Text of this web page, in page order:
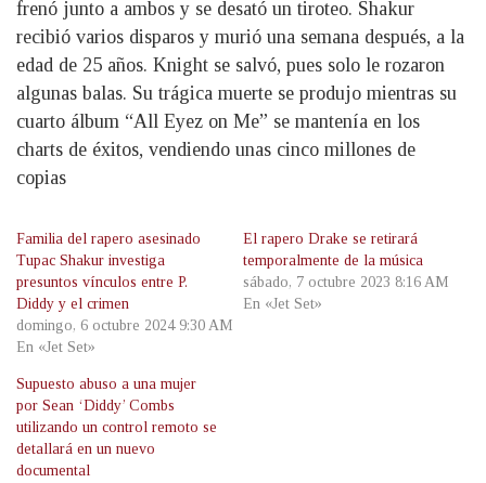
frenó junto a ambos y se desató un tiroteo. Shakur
recibió varios disparos y murió una semana después, a la
edad de 25 años. Knight se salvó, pues solo le rozaron
algunas balas. Su trágica muerte se produjo mientras su
cuarto álbum “All Eyez on Me” se mantenía en los
charts de éxitos, vendiendo unas cinco millones de
copias
Familia del rapero asesinado
Tupac Shakur investiga
presuntos vínculos entre P.
Diddy y el crimen
domingo, 6 octubre 2024 9:30 AM
En «Jet Set»
El rapero Drake se retirará
temporalmente de la música
sábado, 7 octubre 2023 8:16 AM
En «Jet Set»
Supuesto abuso a una mujer
por Sean ‘Diddy’ Combs
utilizando un control remoto se
detallará en un nuevo
documental